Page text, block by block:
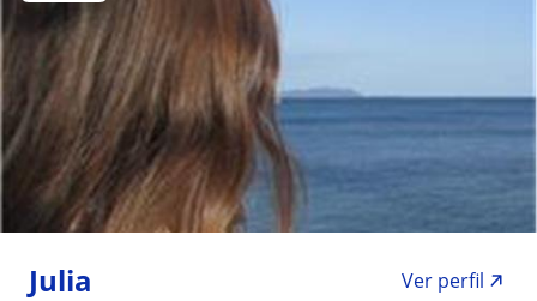
Julia
Ver perfil